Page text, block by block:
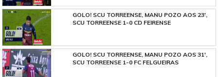
GOLO! SCU TORREENSE, MANU POZO AOS 23',
SCU TORREENSE 1-0 CD FEIRENSE
GOLO! SCU TORREENSE, MANU POZO AOS 31',
SCU TORREENSE 1-0 FC FELGUEIRAS